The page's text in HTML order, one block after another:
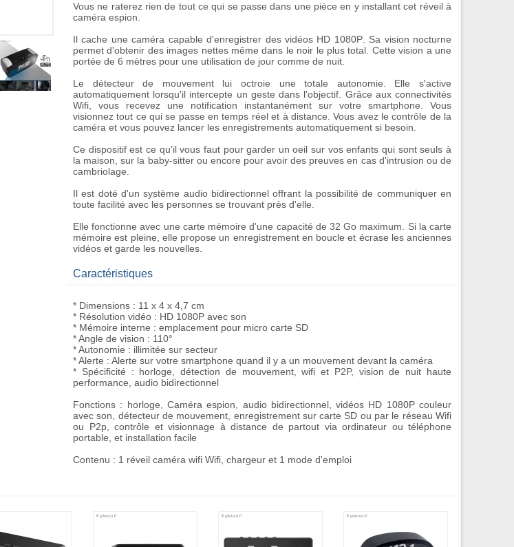
Vous ne raterez rien de tout ce qui se passe dans une pièce en y installant cet réveil à
caméra espion
Il cache unecaméra capable d'enregistrer des vidéos HD 1080P. Sa vision nocturne
permet d'obtenir des images nettes même dans le noir le plus total. Cette vision a une
portée de 6 mètres pour une utilisation de jour comme de nuit.
Le détecteur de mouvementlui octroie une totale autonomie. Elle s'active
automatiquement lorsqu'il intercepte un geste dans l'objectif. Grâce aux connectivités
Wifi, vous recevez une notification instantanément sur votre smartphone. Vous
visionnez tout ce qui se passe en temps réel et à distance. Vous avez le contrôle de la
caméra et vous pouvez lancer les enregistrements automatiquement si besoin.
Ce dispositif est ce qu'il vous faut pour garder un oeil sur vos enfants qui sont seuls à
la maison, sur la baby-sitter ou encore pour avoir des preuves en cas d'intrusion ou de
cambriolage.
Il est doté d'unsystème audio bidirectionneloffrant la possibilité de communiquer en
toute facilité avec les personnes se trouvant près d'elle.
Elle fonctionne avec une carte mémoire d'une capacité de 32 Go maximum. Si la carte
mémoire est pleine, elle propose un enregistrement en boucle et écrase les anciennes
vidéos et garde les nouvelles.
Caractéristiques
* Dimensions : 11 x 4 x 4,7 cm
* Résolution vidéo : HD 1080P avec son
* Mémoire interne : emplacement pour micro carte SD
* Angle de vision : 110°
* Autonomie : illimitée sur secteur
* Alerte : Alerte sur votre smartphone quand il y a un mouvement devant la caméra
* Spécificité : horloge, détection de mouvement, wifi et P2P, vision de nuit haute
performance, audio bidirectionnel
Fonctions : horloge, Caméra espion, audio bidirectionnel, vidéos HD 1080P couleur
avec son, détecteur de mouvement, enregistrement sur carte SD ou par le réseau Wifi
ou P2p, contrôle et visionnage à distance de partout via ordinateur ou téléphone
portable, et installation facile
Contenu : 1 réveil caméra wifi Wifi, chargeur et 1 mode d'emploi